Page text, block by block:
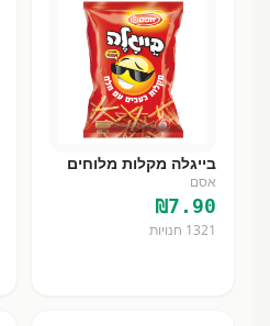
בייגלה מקלות מלוחים
אסם
₪7.90
1321 חנויות